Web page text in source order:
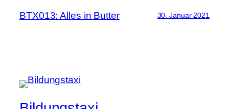
BTX013: Alles in Butter 30. Januar 2021